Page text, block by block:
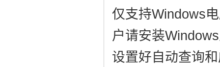
仅支持Windows
户请安装
设置好自动查询